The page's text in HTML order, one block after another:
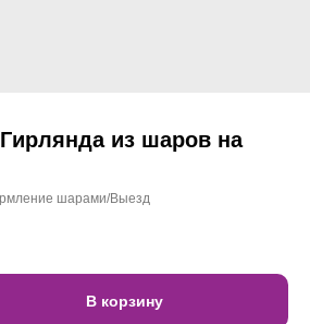
из шаров на
шарами/Выезд
В корзину